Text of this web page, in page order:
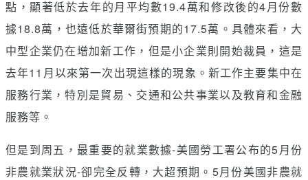
點，顯著低於去年的月平均數19.4萬和修改後的4月份數
據18.8萬，也遠低於華爾街預期的17.5萬。具體來看，大
中型企業仍在增加新工作，但是小企業則開始裁員，這是
去年11月以來第一次出現這樣的現象。新工作主要集中在
服務行業，特別是貿易、交通和公共事業以及教育和金融
服務等。
但是到周五，最重要的就業數據-美國勞工署公布的5月份
非農就業狀況-卻完全反轉，大超預期。5月份美國非農就